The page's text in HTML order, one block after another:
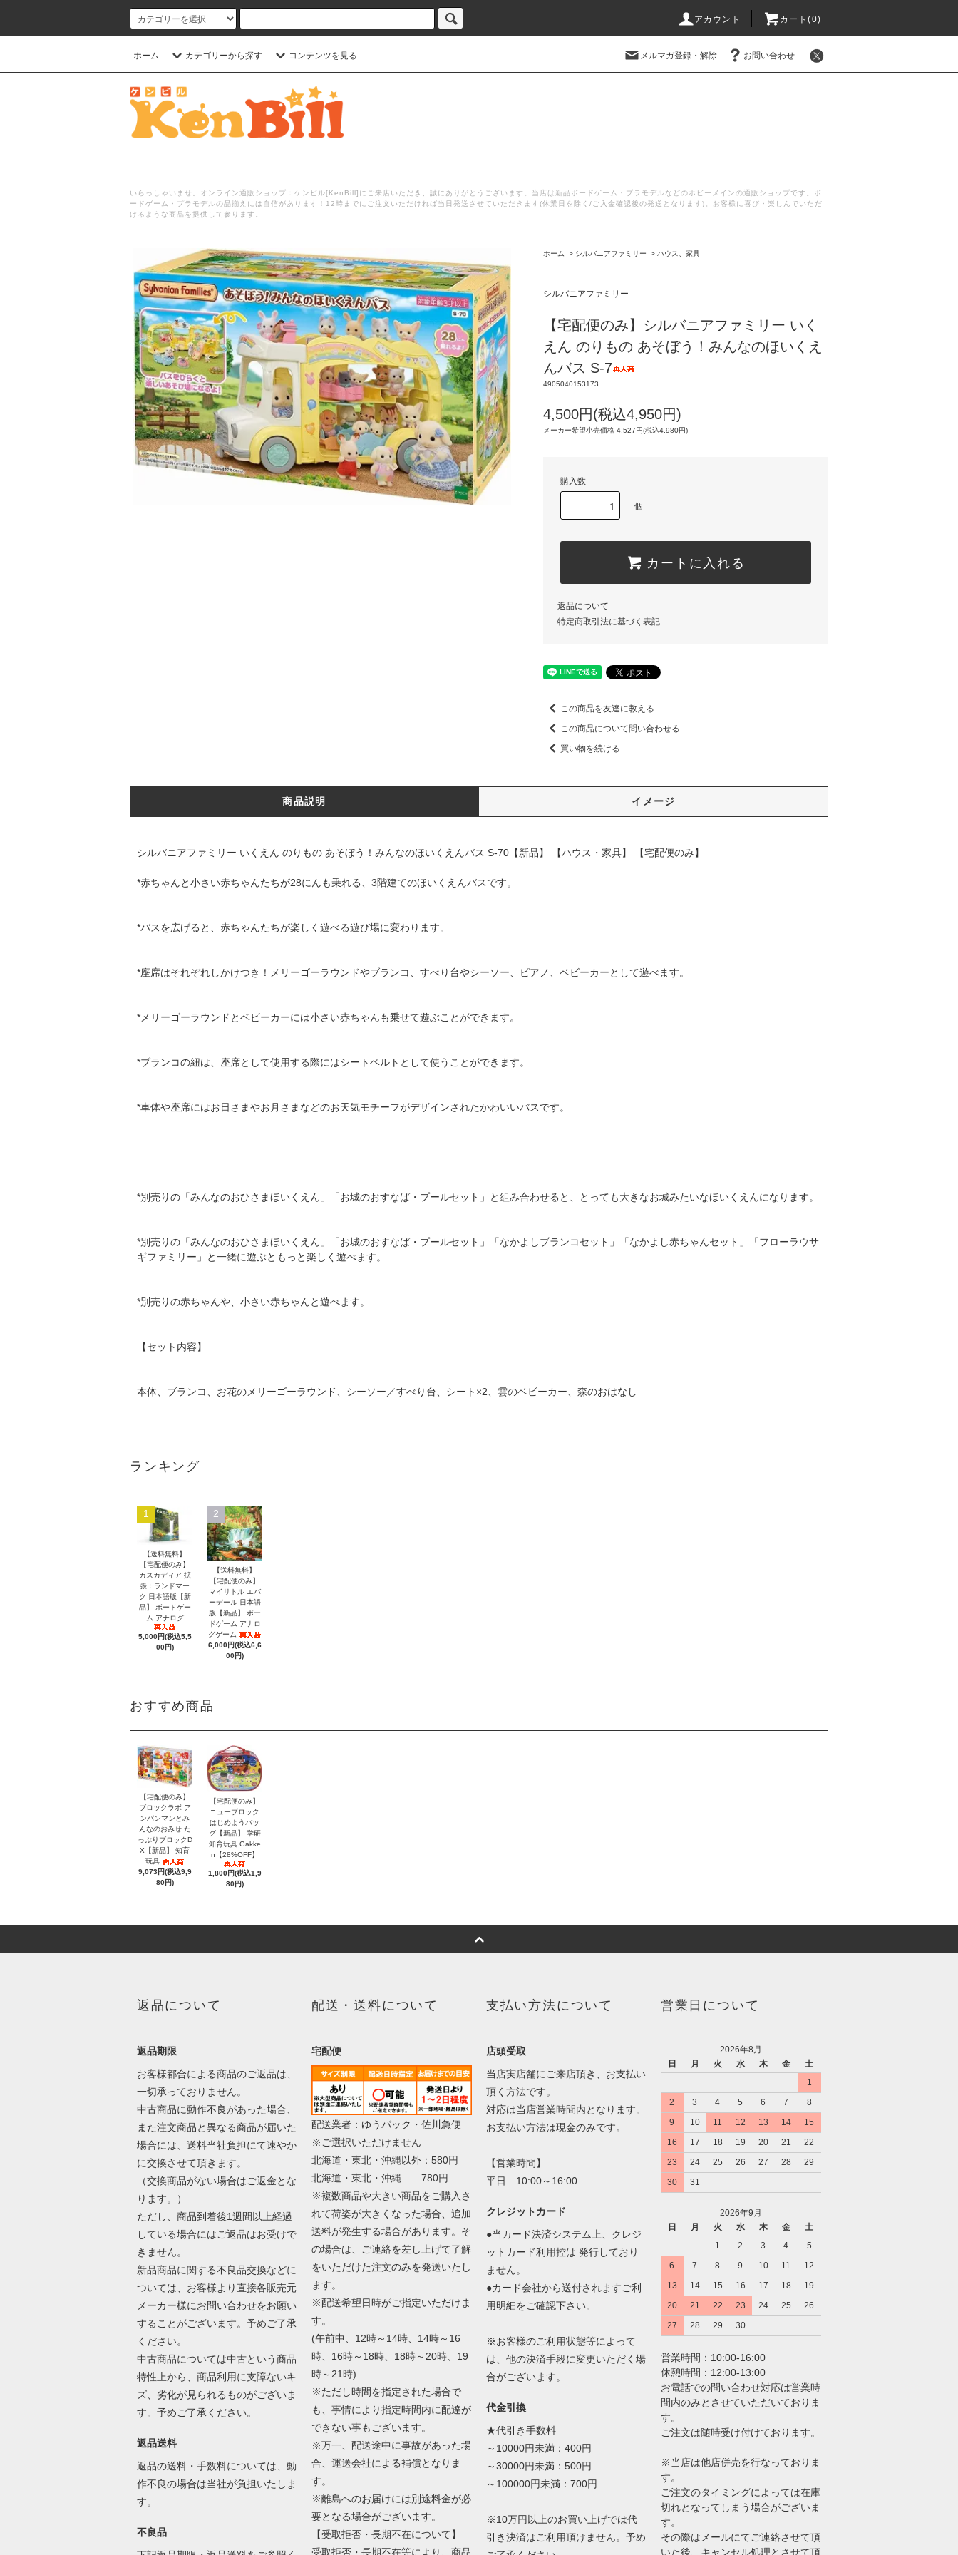
アカウント カート(0)
ホーム カテゴリーから探す コンテンツを見る メルマガ登録・解除 お問い合わせ
いらっしゃいませ。オンライン通販ショップ：ケンビル[KenBill]にご来店いただき、誠にありがとうございます。当店は新品ボードゲーム・プラモデルなどのホビーメインの通販ショップです。ボ
ードゲーム・プラモデルの品揃えには自信があります！12時までにご注文いただければ当日発送させていただきます(休業日を除く/ご入金確認後の発送となります)。お客様に喜び・楽しんでいただ
けるような商品を提供して参ります。
ホーム > シルバニアファミリー > ハウス、家具
シルバニアファミリー
【宅配便のみ】シルバニアファミリー いく
えん のりもの あそぼう！みんなのほいくえ
んバス S-7
4905040153173
4,500円(税込4,950円)
メーカー希望小売価格 4,527円(税込4,980円)
購入数
個
カートに入れる
返品について
特定商取引法に基づく表記
この商品を友達に教える
この商品について問い合わせる
買い物を続ける
商品説明 イメージ
シルバニアファミリー いくえん のりもの あそぼう！みんなのほいくえんバス S-70【新品】 【ハウス・家具】 【宅配便のみ】
*赤ちゃんと小さい赤ちゃんたちが28にんも乗れる、3階建てのほいくえんバスです。
*バスを広げると、赤ちゃんたちが楽しく遊べる遊び場に変わります。
*座席はそれぞれしかけつき！メリーゴーラウンドやブランコ、すべり台やシーソー、ピアノ、ベビーカーとして遊べます。
*メリーゴーラウンドとベビーカーには小さい赤ちゃんも乗せて遊ぶことができます。
*ブランコの紐は、座席として使用する際にはシートベルトとして使うことができます。
*車体や座席にはお日さまやお月さまなどのお天気モチーフがデザインされたかわいいバスです。
*別売りの「みんなのおひさまほいくえん」「お城のおすなば・プールセット」と組み合わせると、とっても大きなお城みたいなほいくえんになります。
*別売りの「みんなのおひさまほいくえん」「お城のおすなば・プールセット」「なかよしブランコセット」「なかよし赤ちゃんセット」「フローラウサ
ギファミリー」と一緒に遊ぶともっと楽しく遊べます。
*別売りの赤ちゃんや、小さい赤ちゃんと遊べます。
【セット内容】
本体、ブランコ、お花のメリーゴーラウンド、シーソー／すべり台、シート×2、雲のベビーカー、森のおはなし
ランキング
1
【送料無料】
【宅配便のみ】
カスカディア 拡
張：ランドマー
ク 日本語版【新
品】 ボードゲー
ム アナログ
5,000円(税込5,5
00円)
2
【送料無料】
【宅配便のみ】
マイリトル エバ
ーデール 日本語
版【新品】 ボー
ドゲーム アナロ
グゲーム
6,000円(税込6,6
00円)
おすすめ商品
【宅配便のみ】
ブロックラボ ア
ンパンマンとみ
んなのおみせ た
っぷりブロックD
X【新品】 知育
玩具
9,073円(税込9,9
80円)
【宅配便のみ】
ニューブロック
はじめようバッ
グ【新品】 学研
知育玩具 Gakke
n【28%OFF】
1,800円(税込1,9
80円)
返品について
返品期限
お客様都合による商品のご返品は、
一切承っておりません。
中古商品に動作不良があった場合、
また注文商品と異なる商品が届いた
場合には、送料当社負担にて速やか
に交換させて頂きます。
（交換商品がない場合はご返金とな
ります。）
ただし、商品到着後1週間以上経過
している場合にはご返品はお受けで
きません。
新品商品に関する不良品交換などに
ついては、お客様より直接各販売元
メーカー様にお問い合わせをお願い
することがございます。予めご了承
ください。
中古商品については中古という商品
特性上から、商品利用に支障ないキ
ズ、劣化が見られるものがございま
す。予めご了承ください。
返品送料
返品の送料・手数料については、動
作不良の場合は当社が負担いたしま
す。
不良品
配送・送料について
宅配便
配送業者：ゆうパック・佐川急便
※ご選択いただけません
北海道・東北・沖縄以外：580円
北海道・東北・沖縄 780円
※複数商品や大きい商品をご購入さ
れて荷姿が大きくなった場合、追加
送料が発生する場合があります。そ
の場合は、ご連絡を差し上げて了解
をいただけた注文のみを発送いたし
ます。
※配送希望日時がご指定いただけま
す。
(午前中、12時～14時、14時～16
時、16時～18時、18時～20時、19
時～21時)
※ただし時間を指定された場合で
も、事情により指定時間内に配達が
できない事もございます。
※万一、配送途中に事故があった場
合、運送会社による補償となりま
す。
※離島へのお届けには別途料金が必
要となる場合がございます。
【受取拒否・長期不在について】
受取拒否・長期不在等により、商品
支払い方法について
店頭受取
当店実店舗にご来店頂き、お支払い
頂く方法です。
対応は当店営業時間内となります。
お支払い方法は現金のみです。
【営業時間】
平日 10:00～16:00
クレジットカード
●当カード決済システム上、クレジ
ットカード利用控は 発行しており
ません。
●カード会社から送付されますご利
用明細をご確認下さい。
※お客様のご利用状態等によって
は、他の決済手段に変更いただく場
合がございます。
代金引換
★代引き手数料
～10000円未満：400円
～30000円未満：500円
～100000円未満：700円
※10万円以上のお買い上げでは代
引き決済はご利用頂けません。予め
営業日について
2026年8月
日
月 火 水 木 金
土
1
2
3 4 5 6 7
8
9
10 11 12 13 14
15
16
17 18 19 20 21
22
23
24 25 26 27 28
29
30
31
2026年9月
日
月 火 水 木 金
土
1
2 3 4
5
6
7 8 9 10 11
12
13
14 15 16 17 18
19
20
21 22 23 24 25
26
27
28 29 30
営業時間：10:00-16:00
休憩時間：12:00-13:00
お電話での問い合わせ対応は営業時
間内のみとさせていただいておりま
す。
ご注文は随時受け付けております。
※当店は他店併売を行なっておりま
す。
ご注文のタイミングによっては在庫
切れとなってしまう場合がございま
す。
その際はメールにてご連絡させて頂
いた後、キャンセル処理とさせて頂